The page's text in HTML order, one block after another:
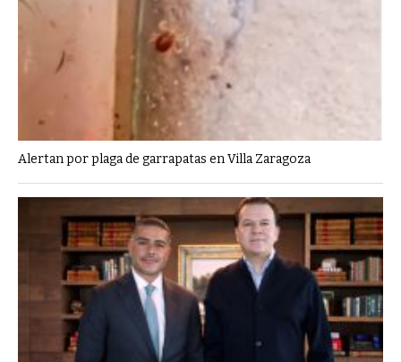
Alertan por plaga de garrapatas en Villa Zaragoza